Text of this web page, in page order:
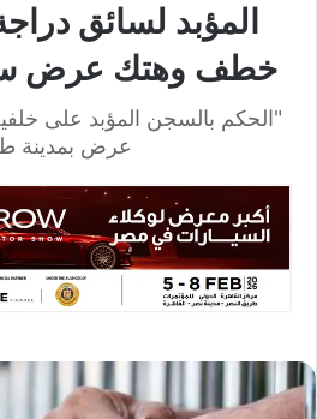
المؤبد لسائق
خطف وهتك عرض
"الحكم بالسجن المؤبد على
عرض بمدينة